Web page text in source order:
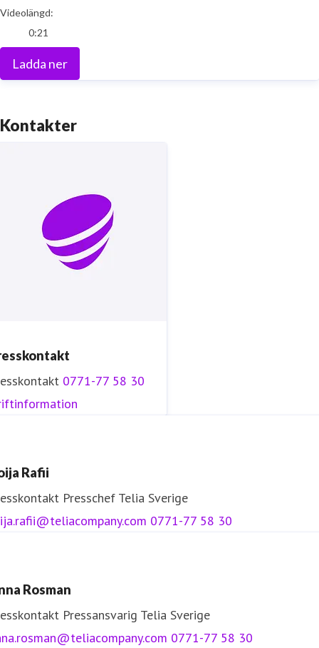
Videolängd:
0:21
Ladda ner
Kontakter
0771-77 58 30
Rafii
Presschef Telia Sverige
0771-77 58 30
Rosman
Pressansvarig Telia Sverige
0771-77 58 30